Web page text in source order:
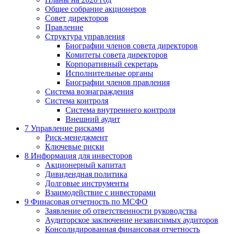
Общее собрание акционеров
Совет директоров
Правление
Структура управления
Биографии членов совета директоров
Комитеты совета директоров
Корпоративный секретарь
Исполнительные органы
Биографии членов правления
Система вознаграждения
Система контроля
Система внутреннего контроля
Внешний аудит
7 Управление рисками
Риск-менеджмент
Ключевые риски
8 Информация для инвесторов
Акционерный капитал
Дивидендная политика
Долговые инструменты
Взаимодействие с инвеcторами
9 Финасовая отчетность по МСФО
Заявление об ответственности руководства
Аудиторское заключение независимых аудиторов
Консолидированная финансовая отчетность